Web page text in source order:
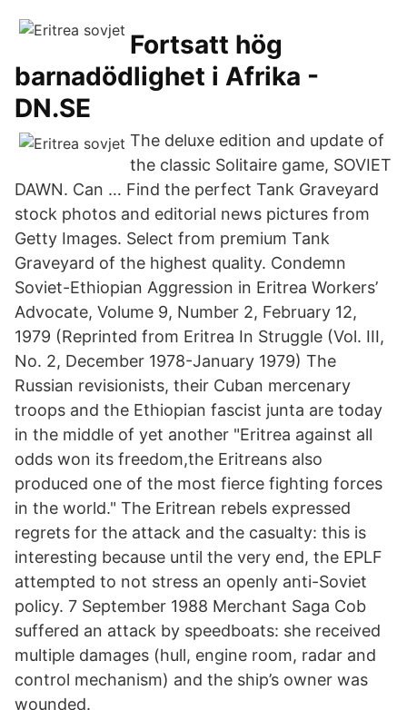
Fortsatt hög
barnadödlighet i Afrika -
DN.SE
The deluxe edition and update of
the classic Solitaire game, SOVIET
DAWN. Can … Find the perfect Tank Graveyard
stock photos and editorial news pictures from
Getty Images. Select from premium Tank
Graveyard of the highest quality. Condemn
Soviet-Ethiopian Aggression in Eritrea Workers’
Advocate, Volume 9, Number 2, February 12,
1979 (Reprinted from Eritrea In Struggle (Vol. III,
No. 2, December 1978-January 1979) The
Russian revisionists, their Cuban mercenary
troops and the Ethiopian fascist junta are today
in the middle of yet another "Eritrea against all
odds won its freedom,the Eritreans also
produced one of the most fierce fighting forces
in the world." The Eritrean rebels expressed
regrets for the attack and the casualty: this is
interesting because until the very end, the EPLF
attempted to not stress an openly anti-Soviet
policy. 7 September 1988 Merchant Saga Cob
suffered an attack by speedboats: she received
multiple damages (hull, engine room, radar and
control mechanism) and the ship’s owner was
wounded.